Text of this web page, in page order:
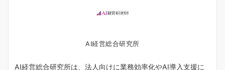
AI経営総合研究所
AI経営総合研究所は、法人向けに業務効率化やAI導入支援に